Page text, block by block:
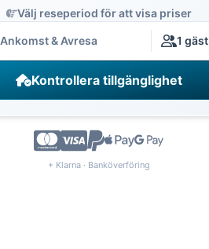
Välj reseperiod för att visa priser
Ankomst & Avresa 1 gäst
Kontrollera tillgänglighet
+ Klarna · Banköverföring